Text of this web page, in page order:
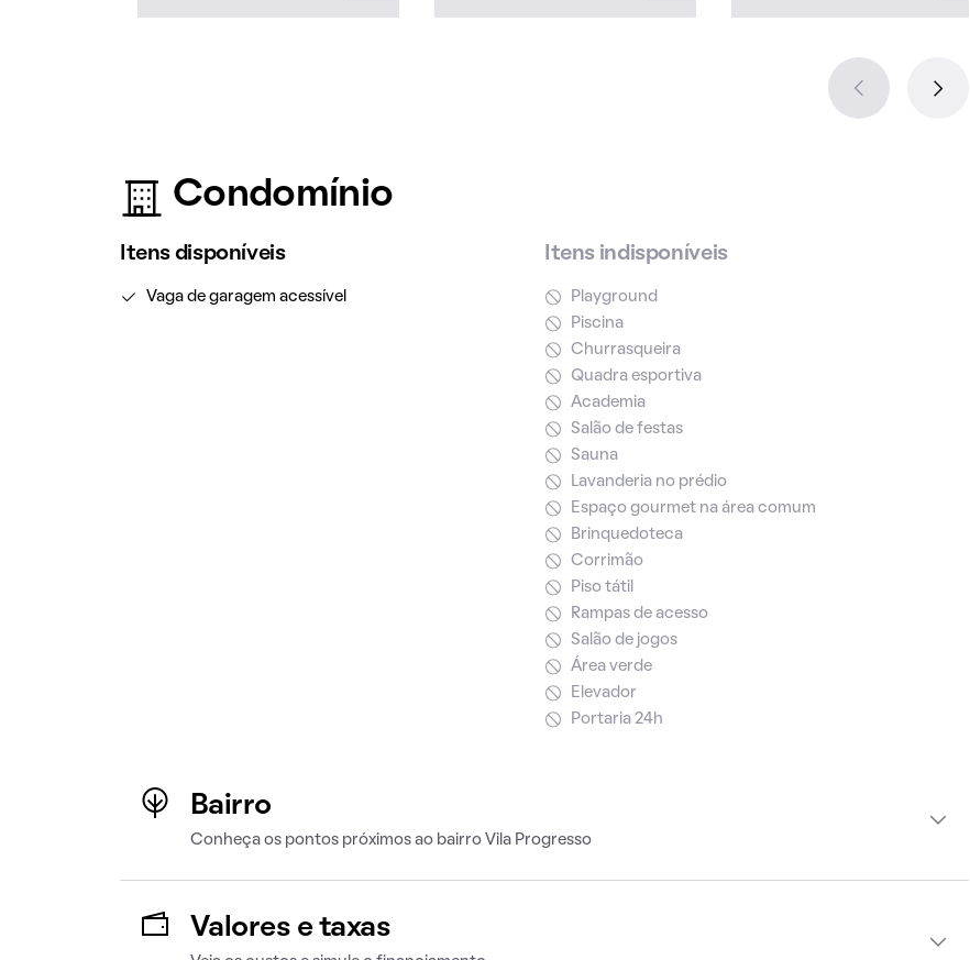
Condomínio
Itens disponíveis
Vaga de garagem acessível
Itens indisponíveis
Playground
Piscina
Churrasqueira
Quadra esportiva
Academia
Salão de festas
Sauna
Lavanderia no prédio
Espaço gourmet na área comum
Brinquedoteca
Corrimão
Piso tátil
Rampas de acesso
Salão de jogos
Área verde
Elevador
Portaria 24h
Bairro
Conheça os pontos próximos ao bairro Vila Progresso
Valores e taxas